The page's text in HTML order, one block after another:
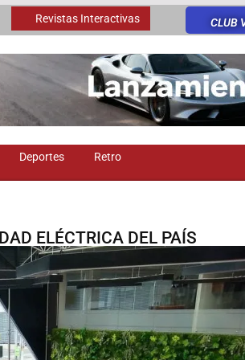
Revistas Interactivas CLUB
Deportes Retro
ELÉCTRICA DEL PAÍS